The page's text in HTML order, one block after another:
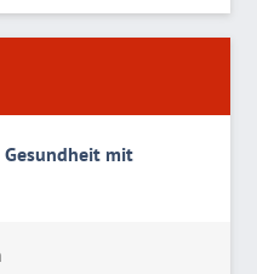
mit